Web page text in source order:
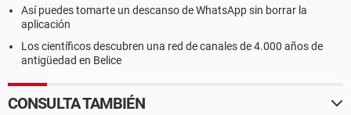
Así puedes tomarte un descanso de WhatsApp sin borrar la
aplicación
Los científicos descubren una red de canales de 4.000 años de
antigüedad en Belice
CONSULTA TAMBIÉN